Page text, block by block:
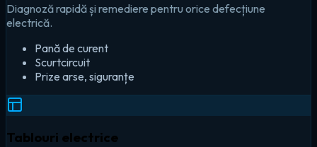
Diagnoză rapidă și remediere pentru orice defecțiune
electrică.
Pană de curent
Scurtcircuit
Prize arse, siguranțe
Tablouri electrice